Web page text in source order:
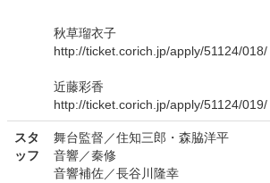
秋草瑠衣子
http://ticket.corich.jp/apply/51124/018/
近藤彩香
http://ticket.corich.jp/apply/51124/019/
スタ
ッフ
舞台監督／住知三郎・森脇洋平
音響／秦修
音響補佐／長谷川隆幸